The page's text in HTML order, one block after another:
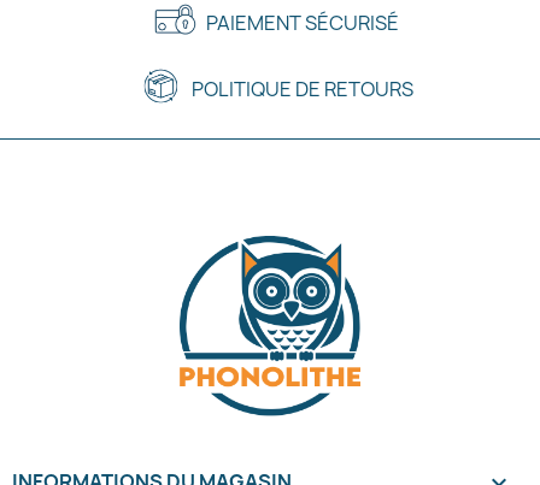
PAIEMENT SÉCURISÉ
POLITIQUE DE RETOURS